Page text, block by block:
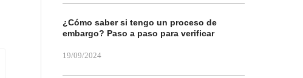
¿Cómo saber si tengo un proceso de
embargo? Paso a paso para verificar
19/09/2024